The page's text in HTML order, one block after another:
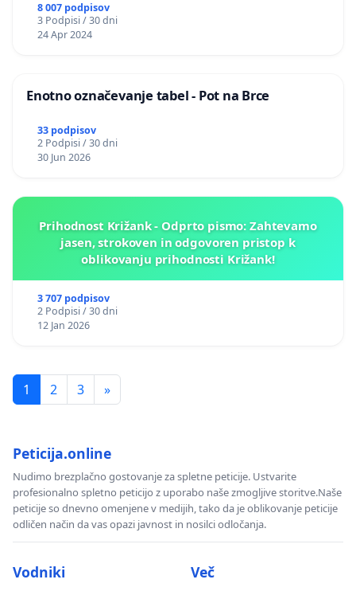
8 007 podpisov
3 Podpisi / 30 dni
24 Apr 2024
Enotno označevanje tabel - Pot na Brce
33 podpisov
2 Podpisi / 30 dni
30 Jun 2026
Prihodnost Križank - Odprto pismo: Zahtevamo
jasen, strokoven in odgovoren pristop k
oblikovanju prihodnosti Križank!
3 707 podpisov
2 Podpisi / 30 dni
12 Jan 2026
1 2 3 »
Peticija.online
Nudimo brezplačno gostovanje za spletne peticije. Ustvarite
profesionalno spletno peticijo z uporabo naše zmogljive storitve.Naše
peticije so dnevno omenjene v medijih, tako da je oblikovanje peticije
odličen način da vas opazi javnost in nosilci odločanja.
Vodniki Več